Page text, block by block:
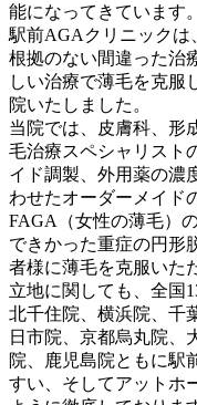
能になってきています。
駅前AGAクリニックは
根拠のない間違った治
しい治療で薄毛を克服
院いたしました。
当院では、皮膚科、形
毛治療スペシャリスト
イド調製、外用薬の濃
わせたオーダーメイド
FAGA（女性の薄毛）
できかった重症の円形
者様に薄毛を克服いた
立地に関しても、全国
北千住院、横浜院、千
日市院、京都烏丸院、
院、鹿児島院ともに駅
すい、そしてアットホ